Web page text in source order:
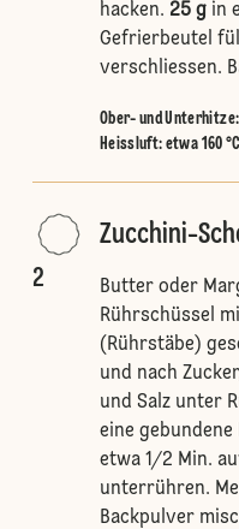
hacken. 25 g in
Gefrierbeutel
verschliessen.
Ober- und Unterhitze:
Heissluft: etwa 160 °C
2
Zucchini-
Butter oder
Rührschüssel
(Rührstäbe)
und nach
und Salz unter
eine gebundene
etwa 1/2 Min.
unterrühren.
Backpulver